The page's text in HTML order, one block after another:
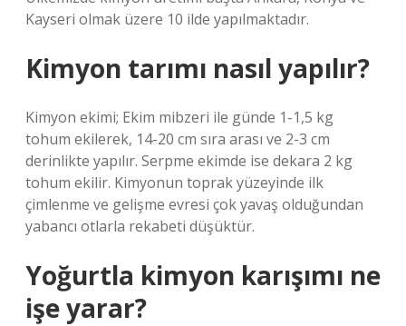
Kayseri olmak üzere 10 ilde yapılmaktadır.
Kimyon tarımı nasıl yapılır?
Kimyon ekimi; Ekim mibzeri ile günde 1-1,5 kg
tohum ekilerek, 14-20 cm sıra arası ve 2-3 cm
derinlikte yapılır. Serpme ekimde ise dekara 2 kg
tohum ekilir. Kimyonun toprak yüzeyinde ilk
çimlenme ve gelişme evresi çok yavaş olduğundan
yabancı otlarla rekabeti düşüktür.
Yoğurtla kimyon karışımı ne
işe yarar?